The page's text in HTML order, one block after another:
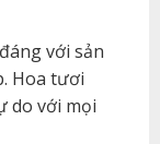
với sản
Hoa tươi
do với mọi